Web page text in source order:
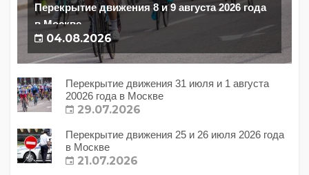
Перекрытие движения 8 и 9 августа 2026 года
в Москве
04.08.2026
Перекрытие движения 31 июля и 1 августа
20026 года в Москве
29.07.2026
Перекрытие движения 25 и 26 июля 2026 года
в Москве
21.07.2026